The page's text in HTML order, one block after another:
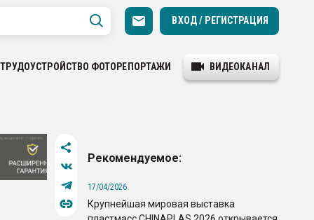
ВХОД / РЕГИСТРАЦИЯ
ТРУДОУСТРОЙСТВО ФОТОРЕПОРТАЖИ ВИДЕОКАНАЛ
Рекомендуемое:
17/04/2026
Крупнейшая мировая выставка